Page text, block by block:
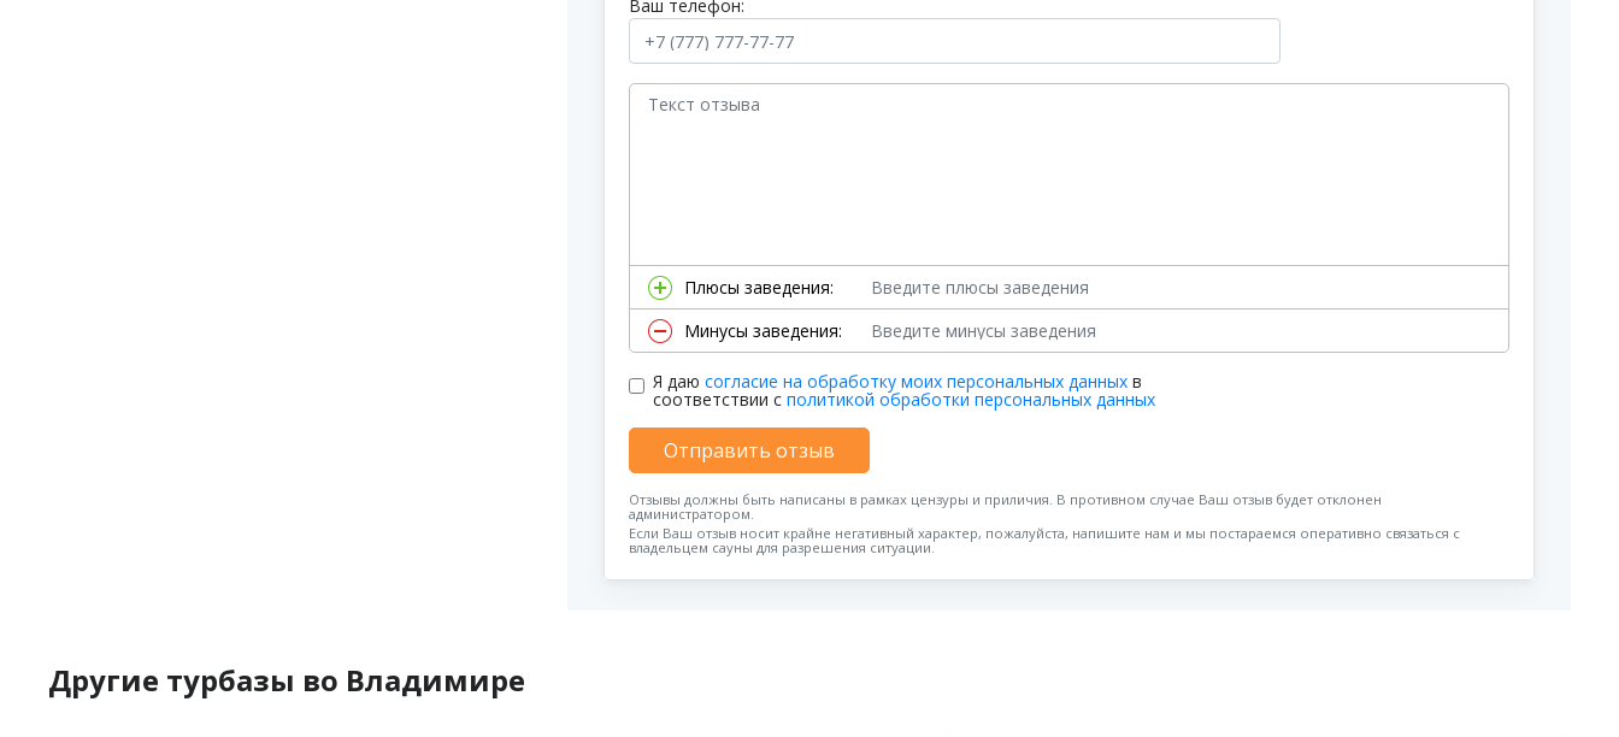
Ваш телефон:
Плюсы заведения:
Минусы заведения:
Я даюсогласие на обработку моих персональных данных в
соответствии сполитикой обработки персональных данных
Отправить отзыв
Отзывы должны быть написаны в рамках цензуры и приличия. В противном случае Ваш отзыв будет отклонен
администратором.
Если Ваш отзыв носит крайне негативный характер, пожалуйста, напишите нам и мы постараемся оперативно связаться с
владельцем сауны для разрешения ситуации.
Другие турбазы во Владимире